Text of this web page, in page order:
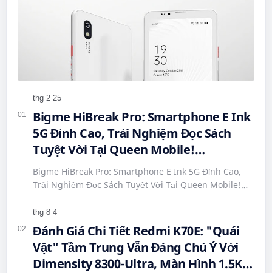
Bigme HiBreak Pro: Smartphone E Ink
5G Đỉnh Cao, Trải Nghiệm Đọc Sách
Tuyệt Vời Tại Queen Mobile!
#BigmeHiBreakPro #SmartphoneEInk
#QueenMobile #HiBreakPro5G
#MuaSamThongMinh #EInkPhone
#5GSmartphone
Bigme HiBreak Pro: Smartphone E Ink 5G Đỉnh Cao,
Trải Nghiệm Đọc Sách Tuyệt Vời Tại Queen Mobile!
#Hi…
Đánh Giá Chi Tiết Redmi K70E: "Quái
Vật" Tầm Trung Vẫn Đáng Chú Ý Với
Dimensity 8300-Ultra, Màn Hình 1.5K